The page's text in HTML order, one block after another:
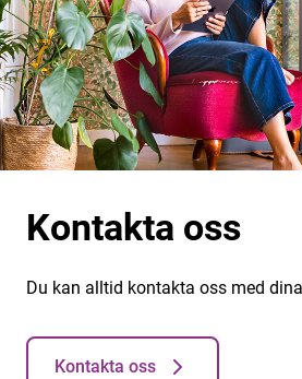
Kontakta oss
Du kan alltid kontakta oss med
Kontakta oss